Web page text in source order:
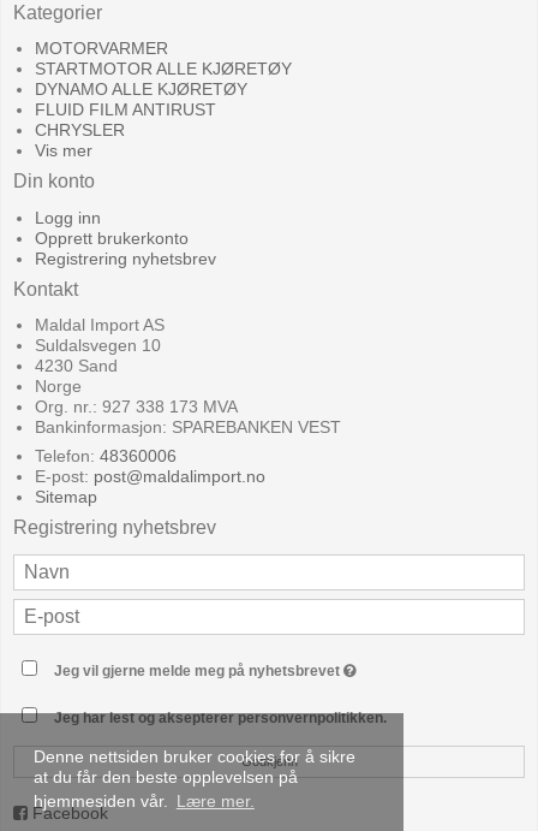
Denne nettsiden bruker cookies for å sikre
at du får den beste opplevelsen på
hjemmesiden vår.
Lære mer.
Kategorier
MOTORVARMER
STARTMOTOR ALLE KJØRETØY
DYNAMO ALLE KJØRETØY
FLUID FILM ANTIRUST
CHRYSLER
Vis mer
Din konto
Logg inn
Opprett brukerkonto
Registrering nyhetsbrev
Kontakt
Maldal Import AS
Suldalsvegen 10
4230 Sand
Norge
Org. nr.: 927 338 173 MVA
Bankinformasjon: SPAREBANKEN VEST
Telefon: 48360006
E-post: post@maldalimport.no
Sitemap
Registrering nyhetsbrev
Jeg vil gjerne melde meg på nyhetsbrevet
Jeg har lest og aksepterer personvernpolitikken.
Godkjenn
Facebook